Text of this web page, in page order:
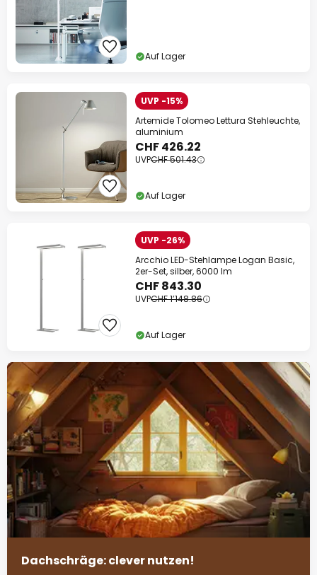
Auf Lager
UVP -15%
Artemide Tolomeo Lettura Stehleuchte,
aluminium
CHF 426.22
UVPCHF 501.43
Auf Lager
UVP -26%
Arcchio LED-Stehlampe Logan Basic,
2er-Set, silber, 6000 lm
CHF 843.30
UVPCHF 1’148.86
Auf Lager
Dachschräge: clever nutzen!